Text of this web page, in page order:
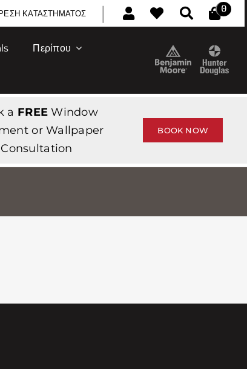
ΚΑΤΑΣΤΉΜΑΤΟΣ | 0
Περίπου
a FREE Window
or Wallpaper
Consultation
BOOK NOW